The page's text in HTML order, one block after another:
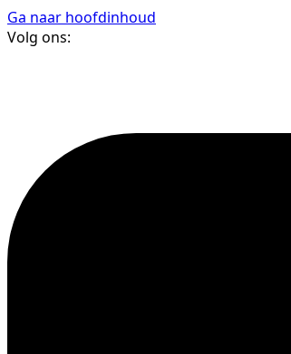
Ga naar hoofdinhoud
Volg ons: